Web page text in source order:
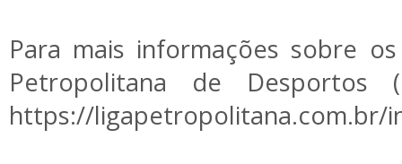
Para mais informações sobre
Petropolitana de Desportos
https://ligapetropolitana.com.br/